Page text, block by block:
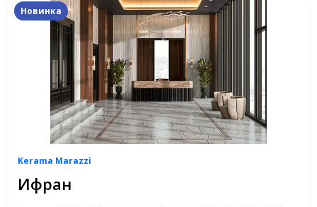
Новинка
Kerama Marazzi
Ифран